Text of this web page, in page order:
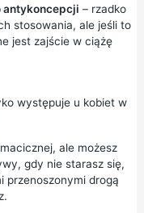
antykoncepcji – rzadko
stosowania, ale jeśli to
jest zajście w ciążę
występuje u kobiet w
ale możesz
gdy nie starasz się,
przenoszonymi drogą